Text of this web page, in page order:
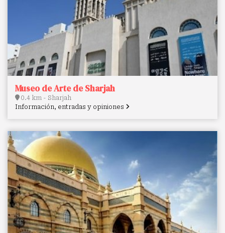
Museo de Arte de Sharjah
0.4 km - Sharjah
Información, entradas y opiniones